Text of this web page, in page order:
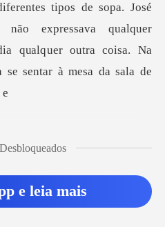
tipos de sopa. José
expressava qualquer
e leia mais